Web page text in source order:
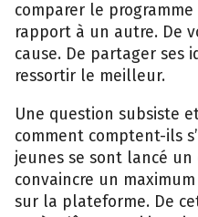
comparer le
rapport à un autre. De
cause. De partager ses
ressortir le meilleur.
Une question subsiste
comment comptent-ils
jeunes se sont lancé
convaincre un
sur la plateforme. De